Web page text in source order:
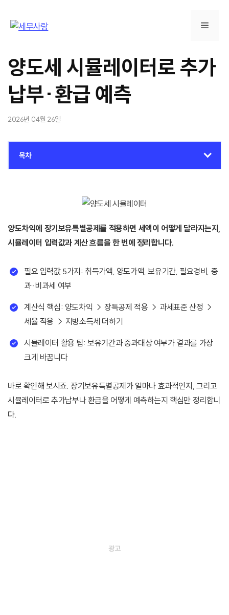
메
뉴
양도세 시뮬레이터로 추가
납부·환급 예측
2026년 04월 26일
목차
양도차익에 장기보유특별공제를 적용하면 세액이 어떻게 달라지는지,
시뮬레이터 입력값과 계산 흐름을 한 번에 정리합니다.
필요 입력값 5가지: 취득가액, 양도가액, 보유기간, 필요경비, 중
과·비과세 여부
계산식 핵심: 양도차익 → 장특공제 적용 → 과세표준 산정 →
세율 적용 → 지방소득세 더하기
시뮬레이터 활용 팁: 보유기간과 중과대상 여부가 결과를 가장
크게 바꿉니다
바로 확인해 보시죠. 장기보유특별공제가 얼마나 효과적인지, 그리고
시뮬레이터로 추가납부나 환급을 어떻게 예측하는지 핵심만 정리합니
다.